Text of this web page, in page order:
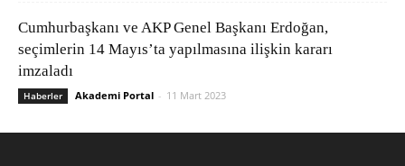
Cumhurbaşkanı ve AKP Genel Başkanı Erdoğan,
seçimlerin 14 Mayıs’ta yapılmasına ilişkin kararı
imzaladı
Haberler Akademi Portal - 11 Mart 2023